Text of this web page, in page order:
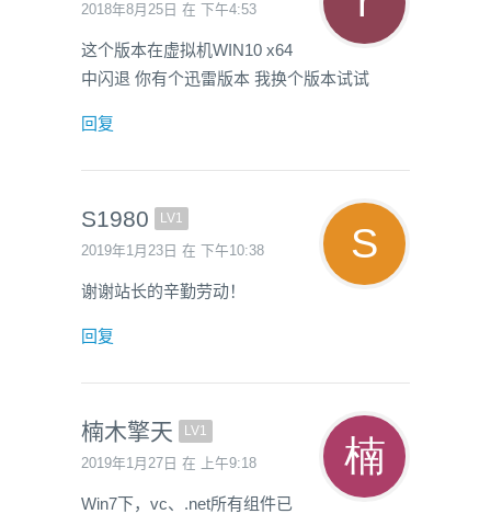
2018年8月25日 在 下午4:53
这个版本在虚拟机WIN10 x64
中闪退 你有个迅雷版本 我换个版本试试
回复
S1980 LV1
2019年1月23日 在 下午10:38
谢谢站长的辛勤劳动！
回复
楠木擎天 LV1
2019年1月27日 在 上午9:18
Win7下，vc、.net所有组件已